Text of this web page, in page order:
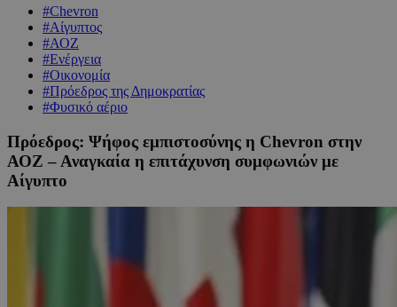
#Chevron
#Αίγυπτος
#ΑΟΖ
#Ενέργεια
#Οικονομία
#Πρόεδρος της Δημοκρατίας
#Φυσικό αέριο
Πρόεδρος: Ψήφος εμπιστοσύνης η Chevron στην
ΑΟΖ – Αναγκαία η επιτάχυνση συμφωνιών με
Αίγυπτο